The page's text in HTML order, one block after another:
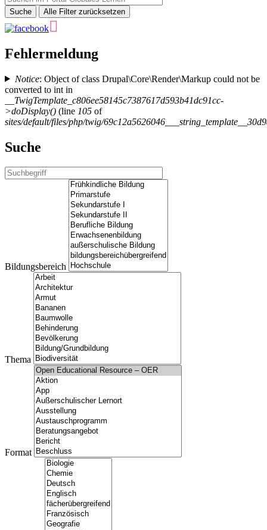
Fehlermeldung
Notice: Object of class Drupal\Core\Render\Markup could not be
converted to int in
__TwigTemplate_c806ee58145c7387617d593b41dc91cc-
>doDisplay() (line 105 of
sites/default/files/php/twig/
Suche
Bildungsbereich
Thema
Format